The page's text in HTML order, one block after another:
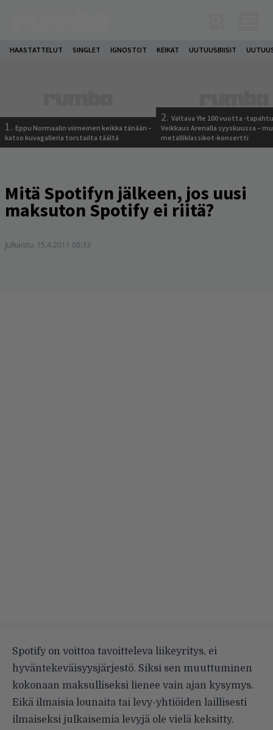
HAASTATTELUT SINGLET IGNOSTOT KEIKAT UUTUUSBIISIT
1. Eppu Normaalin viimeinen keikka tänään –
katso kuvagalleria torstailta täältä
2. Valtava Yle 100 vuotta -
Veikkaus Arenalla syyskuussa –
metalliklassikot-konsertti
Mitä Spotifyn jälkeen, jos uusi
maksuton Spotify ei riitä?
Julkaistu: 15.4.2011 08:33
Spotify on voittoa tavoitteleva liikeyritys, ei
hyväntekeväisyysjärjestö. Siksi sen muuttuminen
kokonaan maksulliseksi lienee vain ajan kysymys.
Eikä ilmaisia lounaita tai levy-yhtiöiden laillisesti
ilmaiseksi julkaisemia levyjä ole vielä keksitty.